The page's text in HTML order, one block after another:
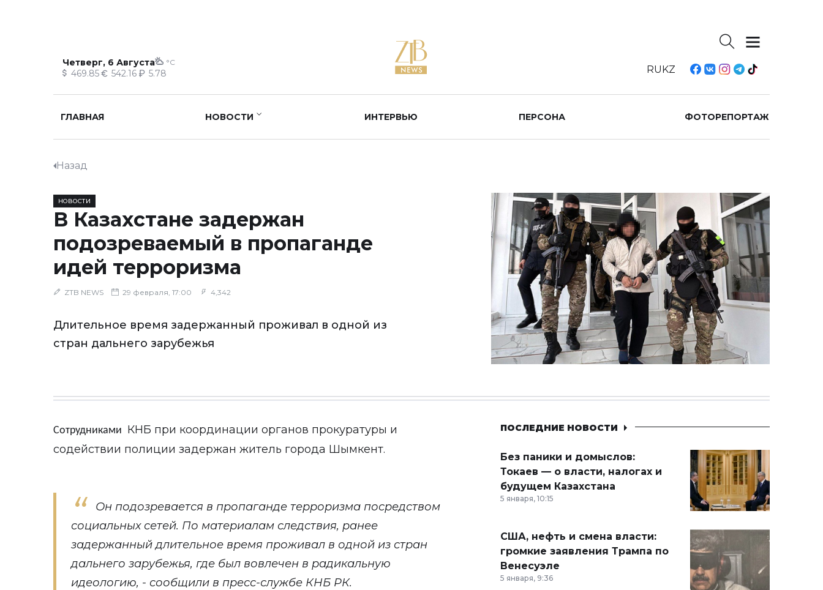
Четверг, 6 Августа °C
469.85 542.16 5.78 RUKZ
ГЛАВНАЯ НОВОСТИ ИНТЕРВЬЮ ПЕРСОНА ФОТОРЕПОРТАЖ
Назад
НОВОСТИ
В Казахстане задержан
подозреваемый в пропаганде
идей терроризма
ZTB NEWS 29 февраля, 17:00 4,342
Длительное время задержанный проживал в одной из
стран дальнего зарубежья
Сотрудниками КНБ при координации органов прокуратуры и
содействии полиции задержан житель города Шымкент.
Он подозревается в пропаганде терроризма посредством
социальных сетей. По материалам следствия, ранее
задержанный длительное время проживал в одной из стран
дальнего зарубежья, где был вовлечен в радикальную
идеологию, - сообщили в пресс-службе КНБ РК.
ПОСЛЕДНИЕ НОВОСТИ
Без паники и домыслов:
Токаев — о власти, налогах и
будущем Казахстана
5 января, 10:15
США, нефть и смена власти:
громкие заявления Трампа по
Венесуэле
5 января, 9:36